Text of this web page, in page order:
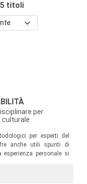
titoli
per
culturale
per esperti del
anche utili spunti di
personale si
un modo diverso di